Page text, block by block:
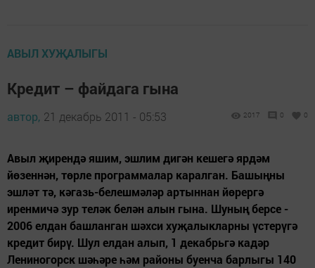
АВЫЛ ХУҖАЛЫГЫ
Кредит – файдага гына
автор, 21 декабрь 2011 - 05:53 2017 0 0
Авыл җирендә яшим, эшлим дигән кешегә ярдәм
йөзеннән, төрле программалар каралган. Башыңны
эшләт тә, кәгазь-белешмәләр артыннан йөрергә
иренмичә зур теләк белән алын гына. Шуның берсе -
2006 елдан башланган шәхси хуҗалыкларны үстерүгә
кредит бирү. Шул елдан алып, 1 декабрьгә кадәр
Лениногорск шәһәре һәм районы буенча барлыгы 140